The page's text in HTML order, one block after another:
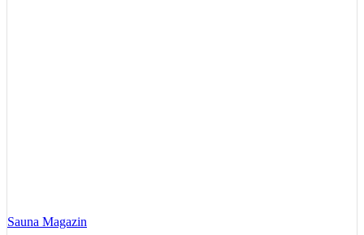
Sauna Magazin